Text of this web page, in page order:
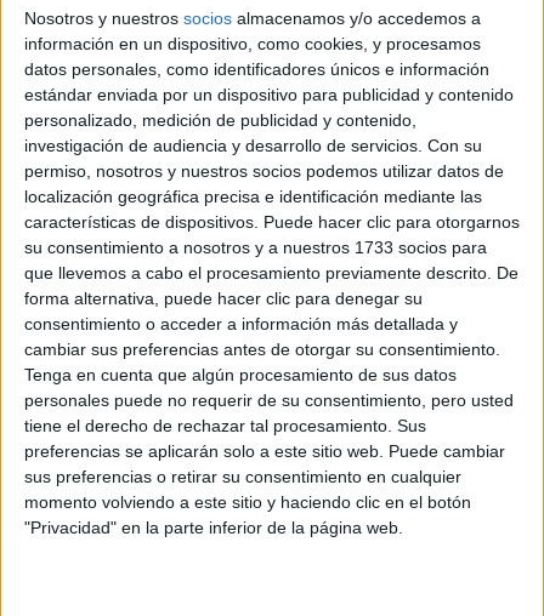
Nosotros y nuestros socios almacenamos y/o accedemos a
información en un dispositivo, como cookies, y procesamos
datos personales, como identificadores únicos e información
estándar enviada por un dispositivo para publicidad y contenido
personalizado, medición de publicidad y contenido,
investigación de audiencia y desarrollo de servicios. Con su
permiso, nosotros y nuestros socios podemos utilizar datos de
localización geográfica precisa e identificación mediante las
características de dispositivos. Puede hacer clic para otorgarnos
su consentimiento a nosotros y a nuestros 1733 socios para
que llevemos a cabo el procesamiento previamente descrito. De
forma alternativa, puede hacer clic para denegar su
consentimiento o acceder a información más detallada y
cambiar sus preferencias antes de otorgar su consentimiento.
Tenga en cuenta que algún procesamiento de sus datos
personales puede no requerir de su consentimiento, pero usted
tiene el derecho de rechazar tal procesamiento. Sus
preferencias se aplicarán solo a este sitio web. Puede cambiar
sus preferencias o retirar su consentimiento en cualquier
momento volviendo a este sitio y haciendo clic en el botón
"Privacidad" en la parte inferior de la página web.
Sobre ti
Soy:*
Chico
Chica
¿En qué año terminas (o terminaste) bachillerato o FP?
Soy estudiante de:*
Términos y Condiciones de Uso
Aceptolos Términos y Condicionesde uso*